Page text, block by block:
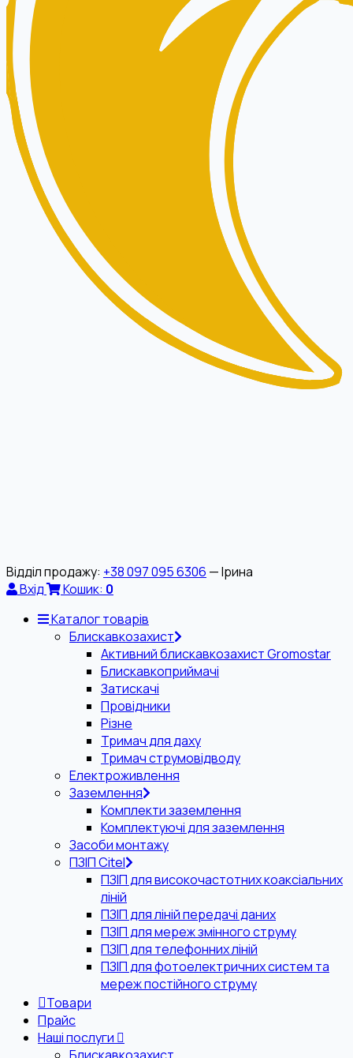
Відділ продажу: +38 097 095 6306 — Ірина
Вхід
Кошик: 0
Каталог товарів
Блискавкозахист
Активний блискавкозахист Gromostar
Блискавкоприймачі
Затискачі
Провідники
Різне
Тримач для даху
Тримач струмовідводу
Електроживлення
Заземлення
Комплекти заземлення
Комплектуючі для заземлення
Засоби монтажу
ПЗІП Citel
ПЗІП для високочастотних коаксіальних
ліній
ПЗІП для ліній передачі даних
ПЗІП для мереж змінного струму
ПЗІП для телефонних ліній
ПЗІП для фотоелектричних систем та
мереж постійного струму
Товари
Прайс
Наші послуги